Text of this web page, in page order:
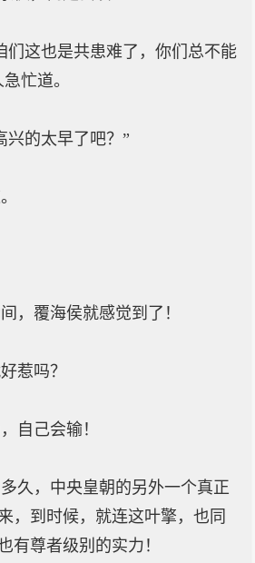
这也是共患难了，你们总不能
忙道。
的太早了吧？”
覆海侯就感觉到了！
吗？
己会输！
，中央皇朝的另外一个真正
，到时候，就连这叶擎，也同
有尊者级别的实力！